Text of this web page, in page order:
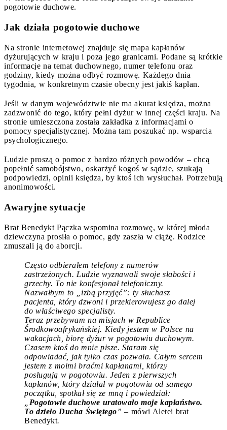
pogotowie duchowe.
Jak działa pogotowie duchowe
Na stronie internetowej znajduje się mapa kapłanów
dyżurujących w kraju i poza jego granicami. Podane są krótkie
informacje na temat duchownego, numer telefonu oraz
godziny, kiedy można odbyć rozmowę. Każdego dnia
tygodnia, w konkretnym czasie obecny jest jakiś kapłan.
Jeśli w danym województwie nie ma akurat księdza, można
zadzwonić do tego, który pełni dyżur w innej części kraju. Na
stronie umieszczona została zakładka z informacjami o
pomocy specjalistycznej. Można tam poszukać np. wsparcia
psychologicznego.
Ludzie proszą o pomoc z bardzo różnych powodów – chcą
popełnić samobójstwo, oskarżyć kogoś w sądzie, szukają
podpowiedzi, opinii księdza, by ktoś ich wysłuchał. Potrzebują
anonimowości.
Awaryjne sytuacje
Brat Benedykt Pączka wspomina rozmowę, w której młoda
dziewczyna prosiła o pomoc, gdy zaszła w ciążę. Rodzice
zmuszali ją do aborcji.
Często odbierałem telefony z numerów
zastrzeżonych. Ludzie wyznawali swoje słabości i
grzechy. To nie konfesjonał telefoniczny.
Nazwałbym to „izbą przyjęć”: ty słuchasz
pacjenta, który dzwoni i przekierowujesz go dalej
do właściwego specjalisty.
Teraz przebywam na misjach w Republice
Środkowoafrykańskiej. Kiedy jestem w Polsce na
wakacjach, biorę dyżur w pogotowiu duchowym.
Czasem ktoś do mnie pisze. Staram się
odpowiadać, jak tylko czas pozwala. Całym sercem
jestem z moimi braćmi kapłanami, którzy
posługują w pogotowiu. Jeden z pierwszych
kapłanów, który działał w pogotowiu od samego
początku, spotkał się ze mną i powiedział:
Pogotowie duchowe uratowało moje kapłaństwo.
To dzieło Ducha Świętego” – mówi Aletei brat
Benedykt.